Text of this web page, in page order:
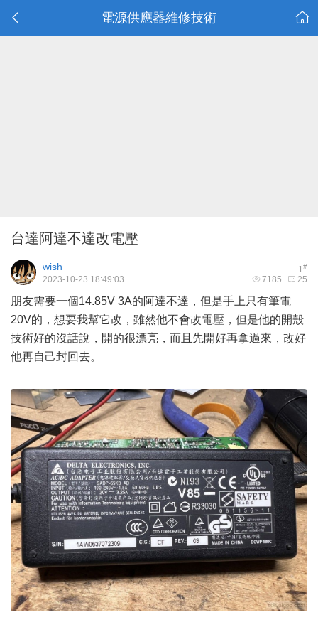
電源供應器維修技術
台達阿達不達改電壓
1#
wish
7185 25
2023-10-23 18:49:03
朋友需要一個14.85V 3A的阿達不達，但是手上只有筆電
20V的，想要我幫它改，雖然他不會改電壓，但是他的開殼
技術好的沒話說，開的很漂亮，而且先開好再拿過來，改好
他再自己封回去。